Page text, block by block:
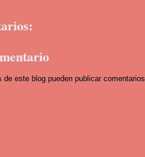
este blog pueden publicar comentarios.